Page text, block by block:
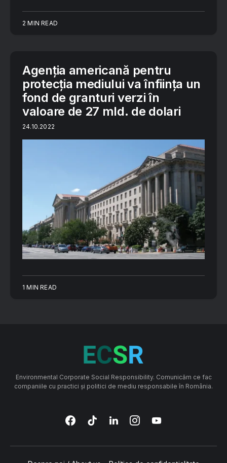
2 MIN READ
Agenția americană pentru
protecția mediului va înființa un
fond de granturi verzi în
valoare de 27 mld. de dolari
24.10.2022
1 MIN READ
Environmental Corporate Social Responsibility. Comunicăm ce fac
companiile cu practici și politici de mediu responsabile în România.